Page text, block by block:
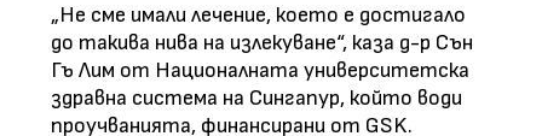
„Не сме имали лечение, което е достигало
до такива нива на излекуване“, каза д-р Сън
Гъ Лим от Националната университетска
здравна система на Сингапур, който води
проучванията, финансирани от GSK.